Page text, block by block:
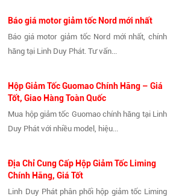
Báo giá motor giảm tốc Nord mới nhất
Báo giá motor giảm tốc Nord mới nhất, chính
hãng tại Linh Duy Phát. Tư vấn...
Hộp Giảm Tốc Guomao Chính Hãng – Giá
Tốt, Giao Hàng Toàn Quốc
Mua hộp giảm tốc Guomao chính hãng tại Linh
Duy Phát với nhiều model, hiệu...
Địa Chỉ Cung Cấp Hộp Giảm Tốc Liming
Chính Hãng, Giá Tốt
Linh Duy Phát phân phối hộp giảm tốc Liming